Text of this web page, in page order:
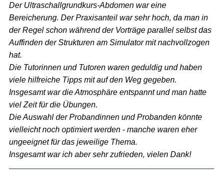
Der Ultraschallgrundkurs-Abdomen war eine
Bereicherung. Der Praxisanteil war sehr hoch, da man in
der Regel schon während der Vorträge parallel selbst das
Auffinden der Strukturen am Simulator mit nachvollzogen
hat.
Die Tutorinnen und Tutoren waren geduldig und haben
viele hilfreiche Tipps mit auf den Weg gegeben.
Insgesamt war die Atmosphäre entspannt und man hatte
viel Zeit für die Übungen.
Die Auswahl der Probandinnen und Probanden könnte
vielleicht noch optimiert werden - manche waren eher
ungeeignet für das jeweilige Thema.
Insgesamt war ich aber sehr zufrieden, vielen Dank!